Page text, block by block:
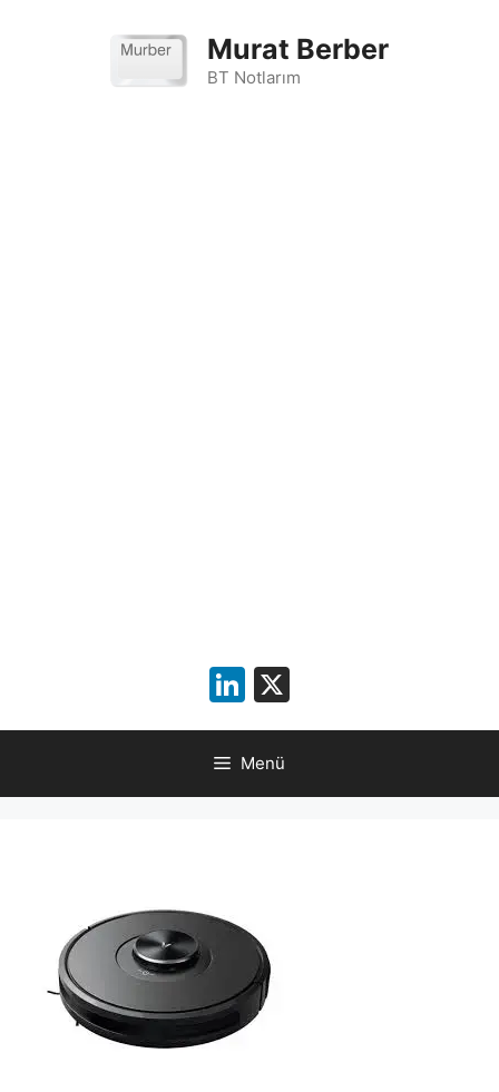
Murat Berber
BT Notlarım
LinkedIn
Menü